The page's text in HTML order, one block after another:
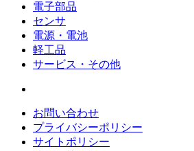
電子部品
センサ
電源・電池
軽工品
サービス・その他
お問い合わせ
プライバシーポリシー
サイトポリシー